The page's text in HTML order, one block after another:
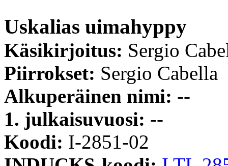
Uskalias uimahyppy
Käsikirjoitus: Sergio
Piirrokset: Sergio Cabella
Alkuperäinen nimi: --
1. julkaisuvuosi: --
Koodi: I-2851-02